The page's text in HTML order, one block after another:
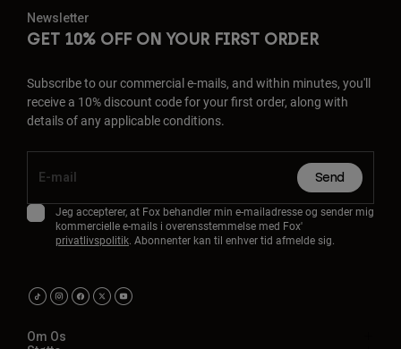
Newsletter
GET 10% OFF ON YOUR FIRST ORDER
Subscribe to our commercial e-mails, and within minutes, you'll
receive a 10% discount code for your first order, along with
details of any applicable conditions.
Send
Jeg accepterer, at Fox behandler min e-mailadresse og sender mig
kommercielle e-mails i overensstemmelse med Fox'
privatlivspolitik. Abonnenter kan til enhver tid afmelde sig.
Om Os